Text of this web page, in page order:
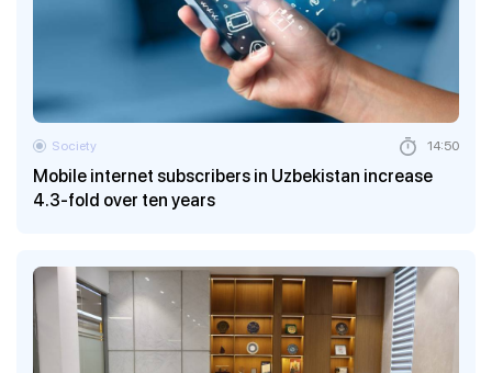
Mobile internet subscribers in Uzbekistan increase
4.3-fold over ten years
Society 14:50